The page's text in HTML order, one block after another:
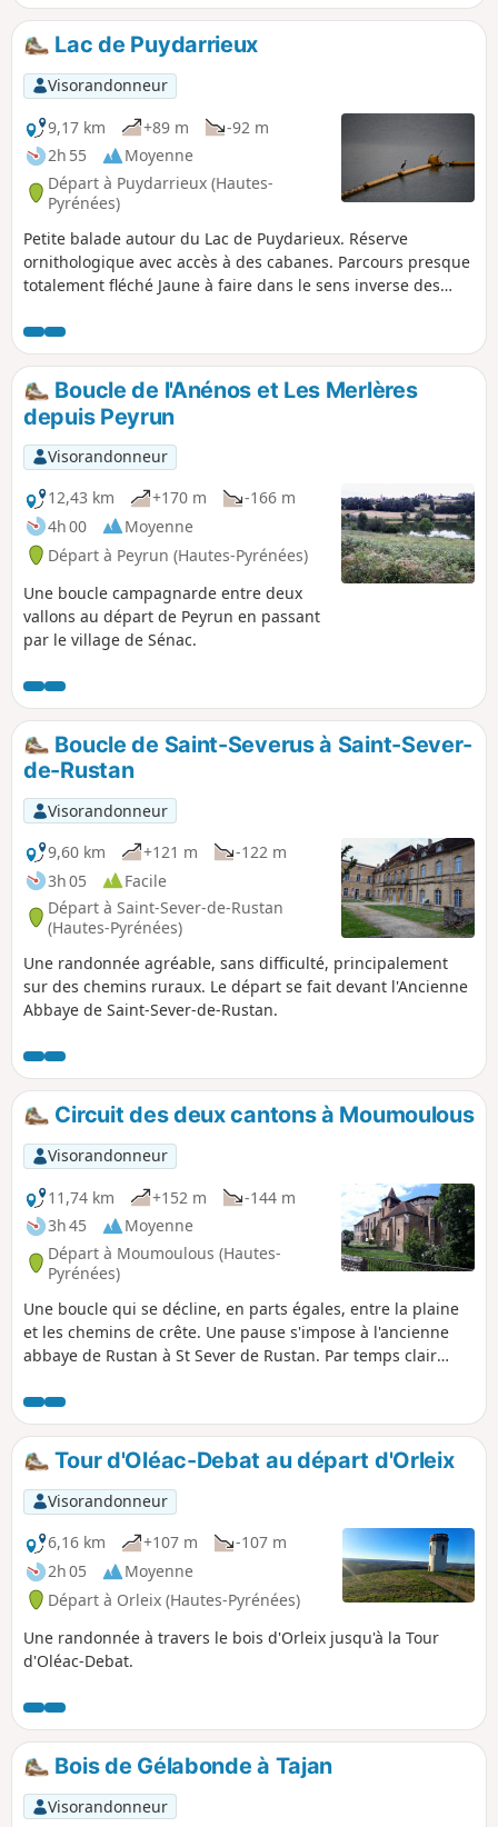
Lac de Puydarrieux
Visorandonneur
9,17 km
+89 m
-92 m
2h 55
Moyenne
Départ à Puydarrieux (Hautes-
Pyrénées)
Petite balade autour du Lac de Puydarieux. Réserve
ornithologique avec accès à des cabanes. Parcours presque
totalement fléché Jaune à faire dans le sens inverse des
endommagé ou absent. De rares sentiers sont peu visibles.
Boucle de l'Anénos et Les Merlères
depuis Peyrun
Visorandonneur
12,43 km
+170 m
-166 m
4h 00
Moyenne
Départ à Peyrun (Hautes-Pyrénées)
Une boucle campagnarde entre deux
vallons au départ de Peyrun en passant
par le village de Sénac.
Boucle de Saint-Severus à Saint-Sever-
de-Rustan
Visorandonneur
9,60 km
+121 m
-122 m
3h 05
Facile
Départ à Saint-Sever-de-Rustan
(Hautes-Pyrénées)
Une randonnée agréable, sans difficulté, principalement
sur des chemins ruraux. Le départ se fait devant l'Ancienne
Abbaye de Saint-Sever-de-Rustan.
Circuit des deux cantons à Moumoulous
Visorandonneur
11,74 km
+152 m
-144 m
3h 45
Moyenne
Départ à Moumoulous (Hautes-
Pyrénées)
Une boucle qui se décline, en parts égales, entre la plaine
et les chemins de crête. Une pause s'impose à l'ancienne
abbaye de Rustan à St Sever de Rustan. Par temps clair
pyrénéenne.
Tour d'Oléac-Debat au départ d'Orleix
Visorandonneur
6,16 km
+107 m
-107 m
2h 05
Moyenne
Départ à Orleix (Hautes-Pyrénées)
Une randonnée à travers le bois d'Orleix jusqu'à la Tour
d'Oléac-Debat.
Bois de Gélabonde à Tajan
Visorandonneur